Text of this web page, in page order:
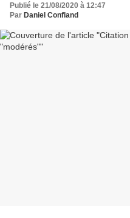
Publié le 21/08/2020 à 12:47
Par Daniel Confland